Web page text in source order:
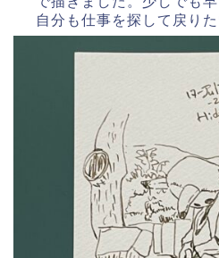
自分も仕事を探して戻りた